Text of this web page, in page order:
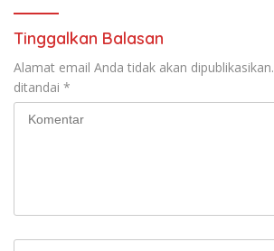
Tinggalkan Balasan
Alamat email Anda tidak akan dipublikasikan.
ditandai *